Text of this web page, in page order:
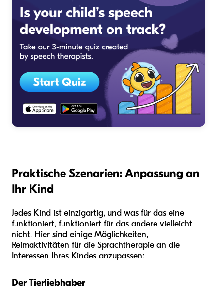
Praktische Szenarien: Anpassung an
Ihr Kind
Jedes Kind ist einzigartig, und was für das eine
funktioniert, funktioniert für das andere vielleicht
nicht. Hier sind einige Möglichkeiten,
Reimaktivitäten für die Sprachtherapie an die
Interessen Ihres Kindes anzupassen:
Der Tierliebhaber